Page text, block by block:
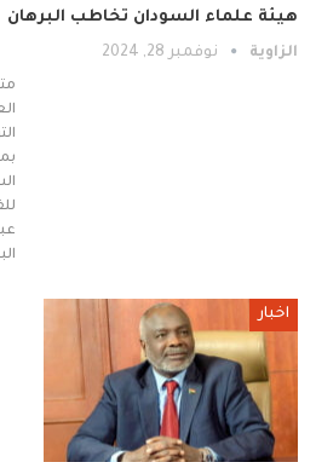
هيئة علماء السودان تخاطب البرهان
الزاوية نوفمبر 28, 2024
اخبار